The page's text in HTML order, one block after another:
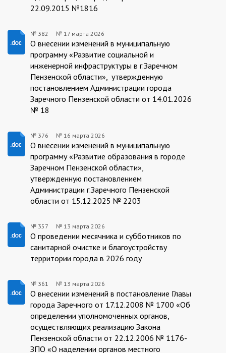
22.09.2015 №1816
382/17.03.2026
№ 382 № 17 марта 2026
О внесении изменений в муниципальную
программу «Развитие социальной и
инженерной инфраструктуры в г.Заречном
Пензенской области», утвержденную
постановлением Администрации города
Заречного Пензенской области от 14.01.2026
№ 18
376/16.03.2026
№ 376 № 16 марта 2026
О внесении изменений в муниципальную
программу «Развитие образования в городе
Заречном Пензенской области»,
утвержденную постановлением
Администрации г.Заречного Пензенской
области от 15.12.2025 № 2203
357/13.03.2026
№ 357 № 13 марта 2026
О проведении месячника и субботников по
санитарной очистке и благоустройству
территории города в 2026 году
361/13.03.2026
№ 361 № 13 марта 2026
О внесении изменений в постановление Главы
города Заречного от 17.12.2008 № 1700 «Об
определении уполномоченных органов,
осуществляющих реализацию Закона
Пензенской области от 22.12.2006 № 1176-
ЗПО «О наделении органов местного